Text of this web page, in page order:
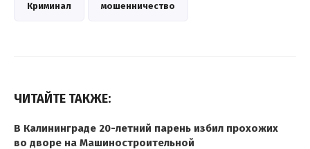
Криминал мошенничество
ЧИТАЙТЕ ТАКЖЕ:
В Калининграде 20-летний парень избил прохожих
во дворе на Машиностроительной